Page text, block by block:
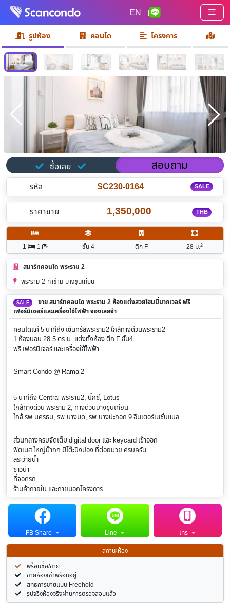
EN |
รูปห้อง คอนโด โครงการ
ซื้อเลย สอบถาม
รหัส SC230-0164 SALE
ราคาขาย 1,350,000 THB
1 1 ชั้น 4 ตึก F 28 ม.2
สมาร์ทคอนโด พระราม 2
พระราม-2-ท่าข้าม-บางขุนเทียน
SALE
ขาย สมาร์ทคอนโด พระราม 2 ห้องแต่งสวยโฮมมี่มากเวอร์ ฟรี
เฟอร์นิเจอร์และเครื่องใช้ไฟฟ้า จองเลยจ้า
คอนโดแค่ 5 นาทีถึง เซ็นทรัลพระราม2 ใกล้ทางด่วนพระราม2
1 ห้องนอน 28.5 ตร.ม. แต่งทั้งห้องตึก F ชั้น4
ฟรี เฟอร์นิเจอร์ และเครื่องใช้ไ้ฟฟ้า
Smart Condo @ Rama 2
5 นาทีถึง Central พระราม2, บิ๊กซี, Lotus
ใกล้ทางด่วน พระราม 2, ทางด่วนบางขุนเทียน
ใกล้ รพ.นครธน, รพ.บางมด, รพ.บางปะกอก 9 อินเตอร์เนชั่นแนล
ส่วนกลางครบจัดเต็ม digital door และ keycard เข้าออก
ฟิตเนส ใหญ่ม๊ากก มีโต๊ะปิงปอง ที่ต่อยมวย ครบครัน
สระว่ายน้ำ
ซาวน่า
ที่จอดรถ
ร้านค้าภายใน และภายนอกโครงการ
FB Share Line
โทร
สถานะห้อง
พร้อมซื้อ/ขาย
ขายห้องเช่าพร้อมอยู่
สิทธิการขายแบบ Freehold
รูปจริงห้องจริงผ่านการตรวจสอบแล้ว